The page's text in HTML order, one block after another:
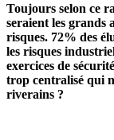
Toujours selon ce
seraient les grands
risques. 72% des
les risques
exercices de
trop centralisé qui
riverains ?